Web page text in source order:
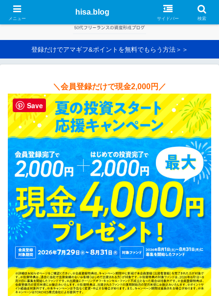
登録だけでアマギフ&ポイントを無料でもらう方法＞＞
＼会員登録だけで現金2,000円／
メニュー
hisa.blog
サイドバー 検索
Save